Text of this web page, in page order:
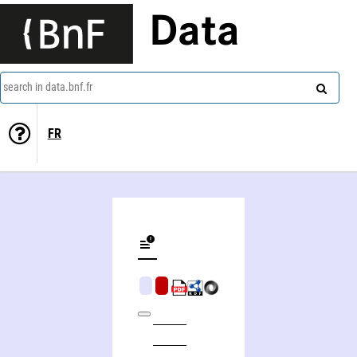
Data
search in data.bnf.fr
FR